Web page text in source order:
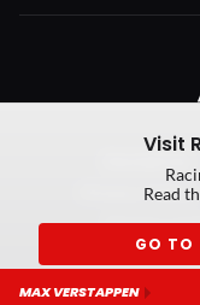
Privacy Policy
Privacy
Visit
Read
GO TO
MAX VERSTAPPEN